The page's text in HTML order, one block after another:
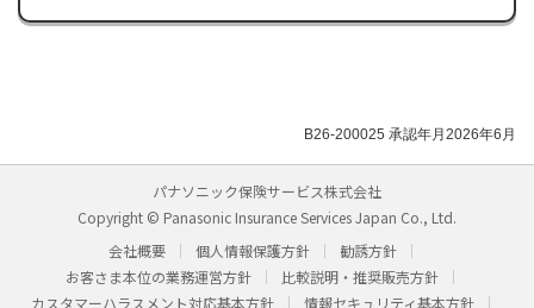
B26-200025 承認年月2026年6月
パナソニック保険サービス株式会社
Copyright © Panasonic Insurance Services Japan Co., Ltd.
会社概要
個人情報保護方針
勧誘方針
お客さま本位の業務運営方針
比較説明・推奨販売方針
カスタマーハラスメント対応基本方針
情報セキュリティ基本方針